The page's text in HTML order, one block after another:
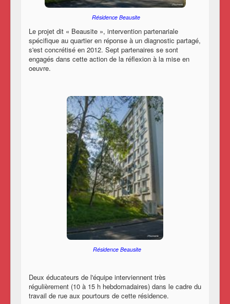
Résidence Beausite
Le projet dit « Beausite », intervention partenariale
spécifique au quartier en réponse à un diagnostic partagé,
s'est concrétisé en 2012. Sept partenaires se sont
engagés dans cette action de la réflexion à la mise en
oeuvre.
Résidence Beausite
Deux éducateurs de l'équipe interviennent très
régulièrement (10 à 15 h hebdomadaires) dans le cadre du
travail de rue aux pourtours de cette résidence.